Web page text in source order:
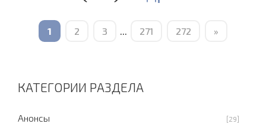
1 2 3 ... 271 272 »
КАТЕГОРИИ РАЗДЕЛА
Анонсы [29]